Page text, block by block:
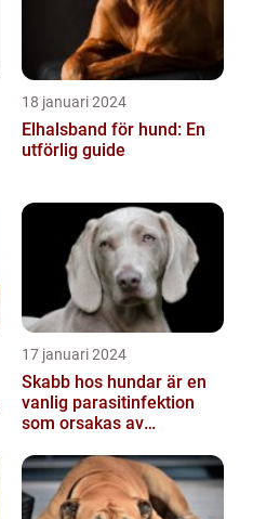
18 januari 2024
Elhalsband för hund: En
utförlig guide
17 januari 2024
Skabb hos hundar är en
vanlig parasitinfektion
som orsakas av
scabiei